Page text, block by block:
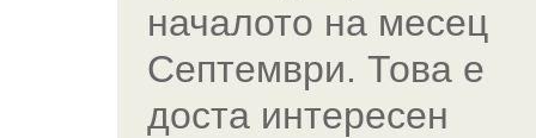
началото на месец
Септември. Това е
доста интересен